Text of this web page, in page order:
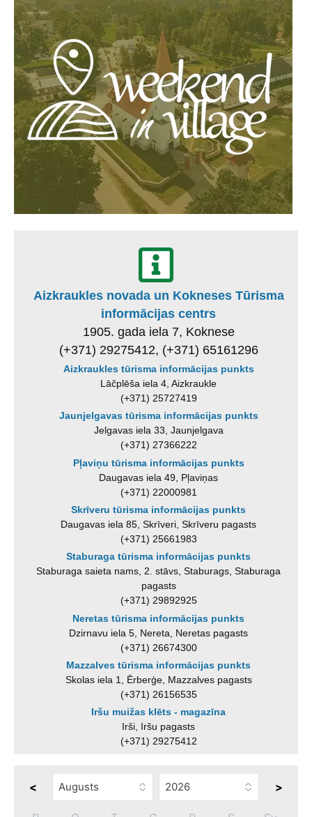
Aizkraukles novada un Kokneses Tūrisma
informācijas centrs
1905. gada iela 7, Koknese
(+371) 29275412, (+371) 65161296
Aizkraukles tūrisma informācijas punkts
Lāčplēša iela 4, Aizkraukle
(+371) 25727419
Jaunjelgavas tūrisma informācijas punkts
Jelgavas iela 33, Jaunjelgava
(+371) 27366222
Pļaviņu tūrisma informācijas punkts
Daugavas iela 49, Pļaviņas
(+371) 22000981
Skrīveru tūrisma informācijas punkts
Daugavas iela 85, Skrīveri, Skrīveru pagasts
(+371) 25661983
Staburaga tūrisma informācijas punkts
Staburaga saieta nams, 2. stāvs, Staburags, Staburaga
pagasts
(+371) 29892925
Neretas tūrisma informācijas punkts
Dzirnavu iela 5, Nereta, Neretas pagasts
(+371) 26674300
Mazzalves tūrisma informācijas punkts
Skolas iela 1, Ērberģe, Mazzalves pagasts
(+371) 26156535
Iršu muižas klēts - magazīna
Irši, Iršu pagasts
(+371) 29275412
< >